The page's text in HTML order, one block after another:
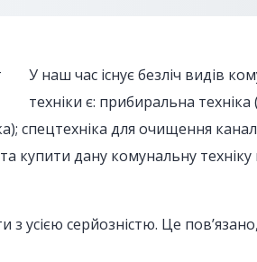
У наш час існує безліч видів
техніки є: прибиральна
спецтехніка для очищення
купити дану комунальну
з усією серйозністю. Це